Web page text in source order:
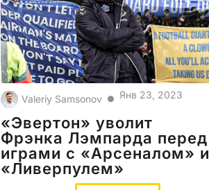
Valeriy Samsonov ● Янв 23, 2023
«Эвертон» уволит
Фрэнка Лэмпарда перед
играми с «Арсеналом» и
«Ливерпулем»